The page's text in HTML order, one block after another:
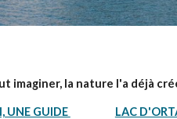
imaginer, la nature l'a déjà
UNE GUIDE LAC